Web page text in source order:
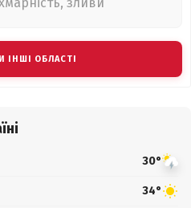
ІНШІ ОБЛАСТІ
30°
34°